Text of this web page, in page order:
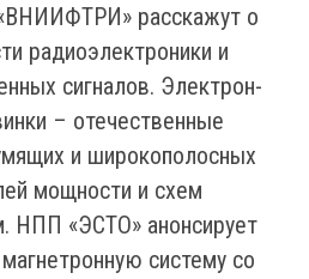
расскажут о
радиоэлектроники и
сигналов. Электрон-
– отечественные
и широкополосных
мощности и схем
НПП «ЭСТО» анонсирует
систему со